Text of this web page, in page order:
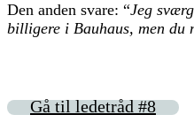
Den anden svare: “Jeg
billigere i Bauhaus, men du
Gå til ledetråd #8